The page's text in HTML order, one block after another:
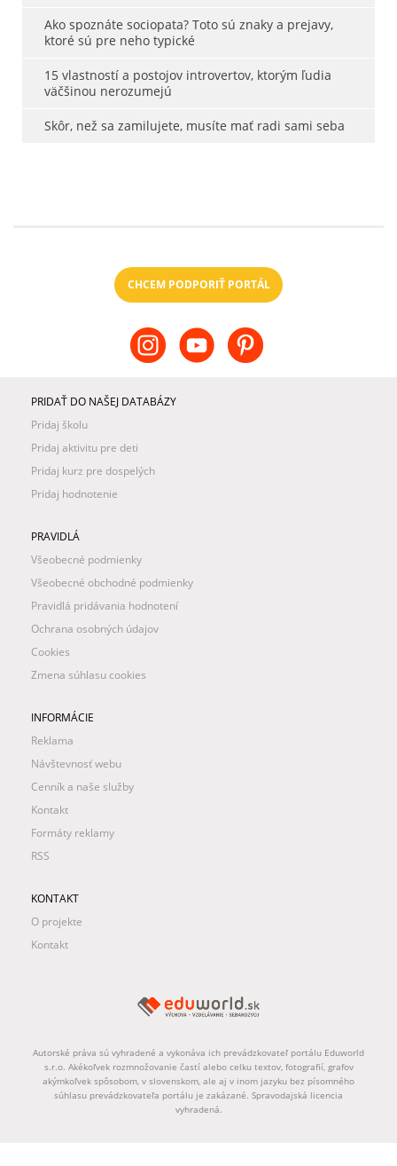
Ako spoznáte sociopata? Toto sú znaky a prejavy,
ktoré sú pre neho typické
15 vlastností a postojov introvertov, ktorým ľudia
väčšinou nerozumejú
Skôr, než sa zamilujete, musíte mať radi sami seba
CHCEM PODPORIŤ PORTÁL
PRIDAŤ DO NAŠEJ DATABÁZY
Pridaj školu
Pridaj aktivitu pre deti
Pridaj kurz pre dospelých
Pridaj hodnotenie
PRAVIDLÁ
Všeobecné podmienky
Všeobecné obchodné podmienky
Pravidlá pridávania hodnotení
Ochrana osobných údajov
Cookies
Zmena súhlasu cookies
INFORMÁCIE
Reklama
Návštevnosť webu
Cenník a naše služby
Kontakt
Formáty reklamy
RSS
KONTAKT
O projekte
Kontakt
Autorské práva sú vyhradené a vykonáva ich prevádzkovateľ portálu Eduworld
s.r.o. Akékoľvek rozmnožovanie častí alebo celku textov, fotografií, grafov
akýmkoľvek spôsobom, v slovenskom, ale aj v inom jazyku bez písomného
súhlasu prevádzkovateľa portálu je zakázané. Spravodajská licencia
vyhradená.